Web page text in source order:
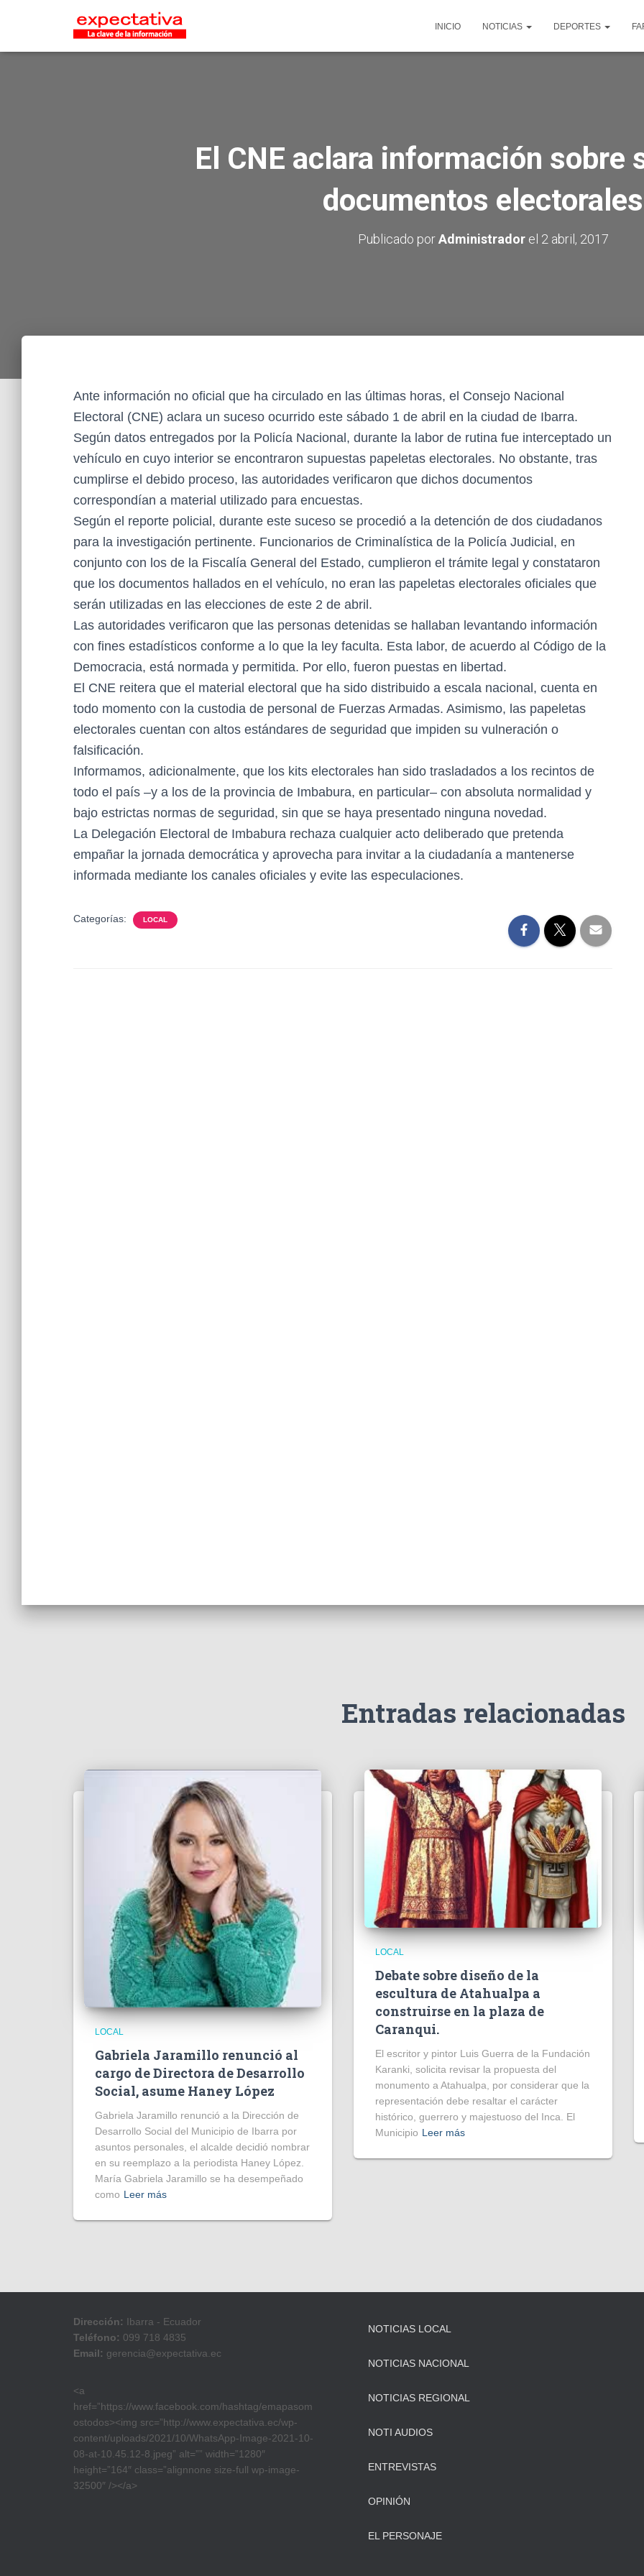
INICIO NOTICIAS DEPORTES
El CNE aclara información sobre
documentos electorales
Publicado porAdministradorel 2 abril, 2017
Ante información no oficial que ha circulado en las últimas horas, el Consejo Nacional
Electoral (CNE) aclara un suceso ocurrido este sábado 1 de abril en la ciudad de Ibarra.
Según datos entregados por la Policía Nacional, durante la labor de rutina fue interceptado un
vehículo en cuyo interior se encontraron supuestas papeletas electorales. No obstante, tras
cumplirse el debido proceso, las autoridades verificaron que dichos documentos
correspondían a material utilizado para encuestas.
Según el reporte policial, durante este suceso se procedió a la detención de dos ciudadanos
para la investigación pertinente. Funcionarios de Criminalística de la Policía Judicial, en
conjunto con los de la Fiscalía General del Estado, cumplieron el trámite legal y constataron
que los documentos hallados en el vehículo, no eran las papeletas electorales oficiales que
serán utilizadas en las elecciones de este 2 de abril.
Las autoridades verificaron que las personas detenidas se hallaban levantando información
con fines estadísticos conforme a lo que la ley faculta. Esta labor, de acuerdo al Código de la
Democracia, está normada y permitida. Por ello, fueron puestas en libertad.
El CNE reitera que el material electoral que ha sido distribuido a escala nacional, cuenta en
todo momento con la custodia de personal de Fuerzas Armadas. Asimismo, las papeletas
electorales cuentan con altos estándares de seguridad que impiden su vulneración o
falsificación.
Informamos, adicionalmente, que los kits electorales han sido trasladados a los recintos de
todo el país –y a los de la provincia de Imbabura, en particular– con absoluta normalidad y
bajo estrictas normas de seguridad, sin que se haya presentado ninguna novedad.
La Delegación Electoral de Imbabura rechaza cualquier acto deliberado que pretenda
empañar la jornada democrática y aprovecha para invitar a la ciudadanía a mantenerse
informada mediante los canales oficiales y evite las especulaciones.
Categorías: LOCAL
Entradas relacionadas
LOCAL
Gabriela Jaramillo renunció al
cargo de Directora de Desarrollo
Social, asume Haney López
Gabriela Jaramillo renunció a la Dirección de
Desarrollo Social del Municipio de Ibarra por
asuntos personales, el alcalde decidió nombrar
en su reemplazo a la periodista Haney López.
María Gabriela Jaramillo se ha desempeñado
como Leer más
LOCAL
Debate sobre diseño de la
escultura de Atahualpa a
construirse en la plaza de
Caranqui.
El escritor y pintor Luis Guerra de la Fundación
Karanki, solicita revisar la propuesta del
monumento a Atahualpa, por considerar que la
representación debe resaltar el carácter
histórico, guerrero y majestuoso del Inca. El
Municipio Leer más
Dirección: Ibarra - Ecuador
Teléfono: 099 718 4835
Email: gerencia@expectativa.ec
<a
href=”https://www.facebook.com/hashtag/emapasom
ostodos><img src=”http://www.expectativa.ec/wp-
content/uploads/2021/10/WhatsApp-Image-2021-10-
08-at-10.45.12-8.jpeg” alt=”” width=”1280″
height=”164″ class=”alignnone size-full wp-image-
32500″ /></a>
NOTICIAS LOCAL
NOTICIAS NACIONAL
NOTICIAS REGIONAL
NOTI AUDIOS
ENTREVISTAS
OPINIÓN
EL PERSONAJE